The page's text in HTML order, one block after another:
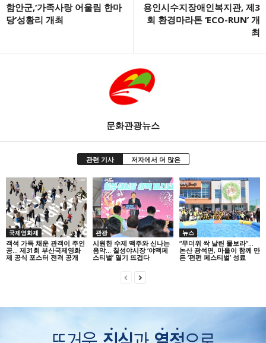
함안군,‘가족사랑 어울림 한마
당’성황리 개최
용인시수지장애인복지관, 제3
회 환경마라톤 ‘ECO-RUN’ 개
최
문화관광뉴스
관련 기사 저자에서 더 많은
국제영화제
객석 가득 채운 관객이 주인
공… 제31회 부산국제영화
제 공식 포스터 전격 공개
관광
시원한 수제 맥주와 신나는
음악… 칠성야시장 ‘야맥페
스티벌’ 열기 뜨겁다
뉴스
“무더위 싹 날린 물보라”…
논산 광석면, 마을이 함께 만
든 ‘펀펀 페스티벌’ 성료